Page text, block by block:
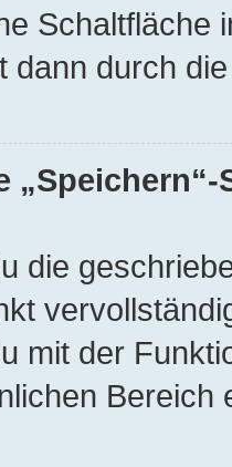
Schaltfläche
dann durch
die
mit der
Bereich